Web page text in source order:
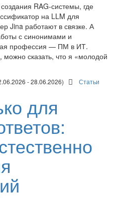
RAG-системы, где
на LLM для
Jina работают в связке. А
с синонимами и
профессия — ПМ в ИТ.
можно сказать, что я «молодой
- 28.06.2026) Статьи
для